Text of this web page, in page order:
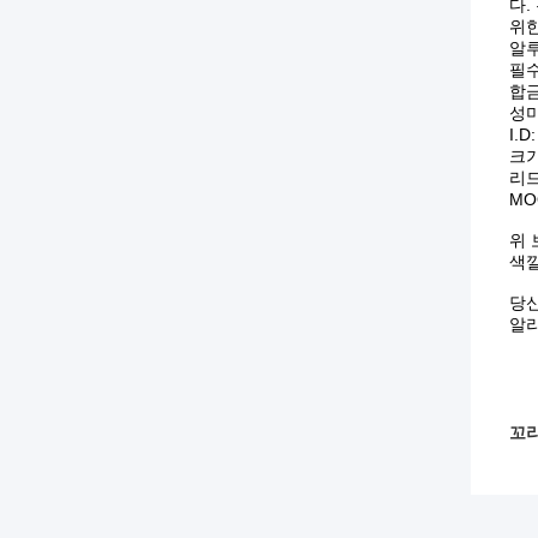
다.
위
알
필
합
성
크
리
위
색
당
알
꼬